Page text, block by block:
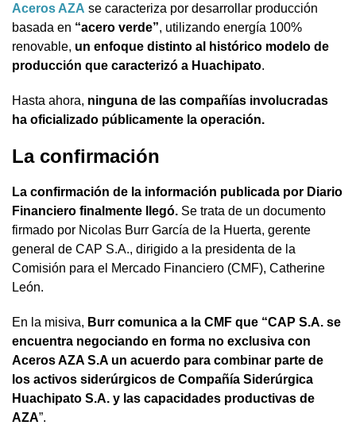
Aceros AZA se caracteriza por desarrollar producción
basada en “acero verde”, utilizando energía 100%
renovable, un enfoque distinto al histórico modelo de
producción que caracterizó a Huachipato.
Hasta ahora, ninguna de las compañías involucradas
ha oficializado públicamente la operación.
La confirmación
La confirmación de la información publicada por Diario
Financiero finalmente llegó. Se trata de un documento
firmado por Nicolas Burr García de la Huerta, gerente
general de CAP S.A., dirigido a la presidenta de la
Comisión para el Mercado Financiero (CMF), Catherine
León.
En la misiva, Burr comunica a la CMF que “CAP S.A. se
encuentra negociando en forma no exclusiva con
Aceros AZA S.A un acuerdo para combinar parte de
los activos siderúrgicos de Compañía Siderúrgica
Huachipato S.A. y las capacidades productivas de
AZA”.